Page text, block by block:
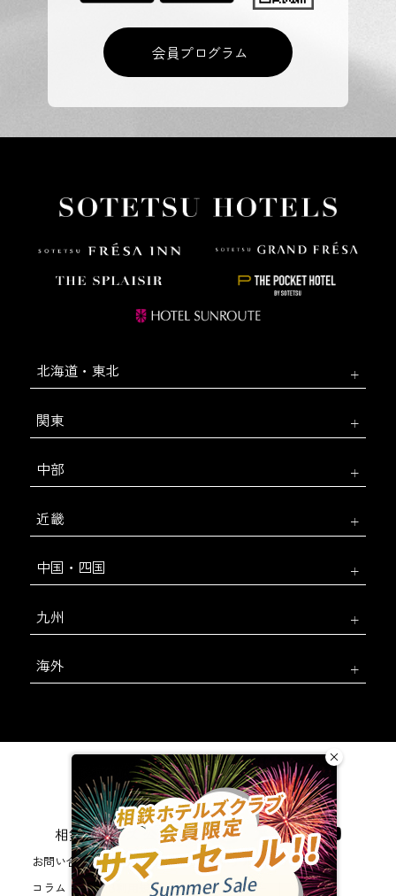
会員プログラム
北海道・東北
関東
中部
近畿
中国・四国
九州
海外
相鉄ホテルズ 公式SNS
お問い合わせ 会社概要
新規ホテル開発のご提案
コラム
WEB利用規約 サイトポリシー